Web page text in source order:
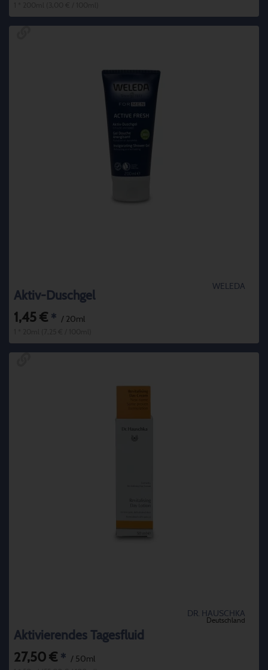
WELEDA
Aktiv-Duschgel
1,45 € * / 20ml
DR. HAUSCHKA
Deutschland
Aktivierendes Tagesfluid
27,50 € * / 50ml